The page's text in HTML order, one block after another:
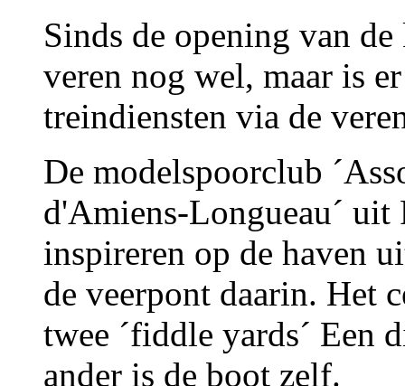
Sinds de opening van
veren nog wel, maar is
treindiensten via de
De modelspoorclub
d'Amiens-Longueau´
inspireren op de haven
de veerpont daarin. Het
twee ´fiddle yards´ Een
ander is de boot zelf.